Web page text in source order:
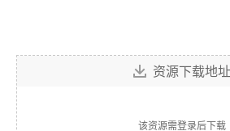
资源下载地址
该资源需登录后下载